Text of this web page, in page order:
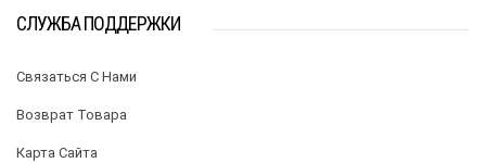
СЛУЖБА ПОДДЕРЖКИ
Связаться С Нами
Возврат Товара
Карта Сайта